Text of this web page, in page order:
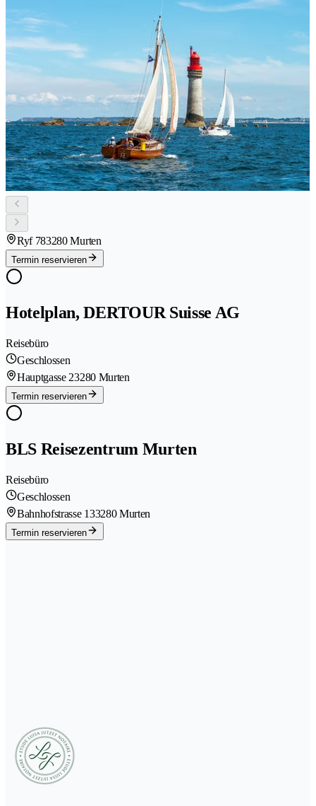
Ryf 783280 Murten
Termin reservieren
Hotelplan, DERTOUR Suisse AG
Reisebüro
Geschlossen
Hauptgasse 23280 Murten
Termin reservieren
BLS Reisezentrum Murten
Reisebüro
Geschlossen
Bahnhofstrasse 133280 Murten
Termin reservieren